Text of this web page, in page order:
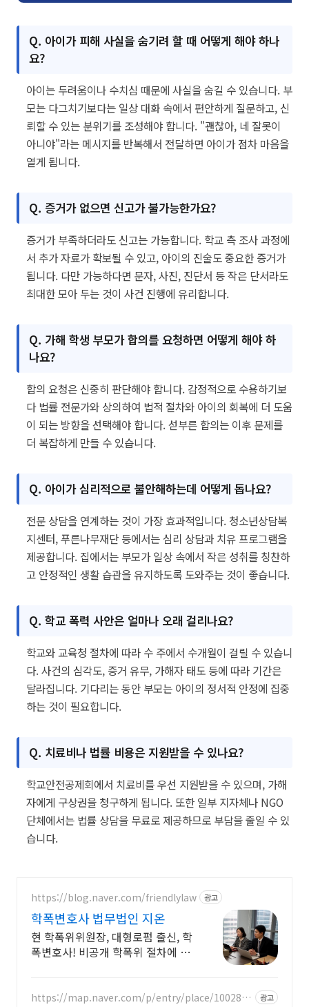
Q. 아이가 피해 사실을 숨기려 할 때 어떻게 해야 하나
요?
아이는 두려움이나 수치심 때문에 사실을 숨길 수 있습니다. 부
모는 다그치기보다는 일상 대화 속에서 편안하게 질문하고, 신
뢰할 수 있는 분위기를 조성해야 합니다. "괜찮아, 네 잘못이
아니야"라는 메시지를 반복해서 전달하면 아이가 점차 마음을
열게 됩니다.
Q. 증거가 없으면 신고가 불가능한가요?
증거가 부족하더라도 신고는 가능합니다. 학교 측 조사 과정에
서 추가 자료가 확보될 수 있고, 아이의 진술도 중요한 증거가
됩니다. 다만 가능하다면 문자, 사진, 진단서 등 작은 단서라도
최대한 모아 두는 것이 사건 진행에 유리합니다.
Q. 가해 학생 부모가 합의를 요청하면 어떻게 해야 하
나요?
합의 요청은 신중히 판단해야 합니다. 감정적으로 수용하기보
다 법률 전문가와 상의하여 법적 절차와 아이의 회복에 더 도움
이 되는 방향을 선택해야 합니다. 섣부른 합의는 이후 문제를
더 복잡하게 만들 수 있습니다.
Q. 아이가 심리적으로 불안해하는데 어떻게 돕나요?
전문 상담을 연계하는 것이 가장 효과적입니다. 청소년상담복
지센터, 푸른나무재단 등에서는 심리 상담과 치유 프로그램을
제공합니다. 집에서는 부모가 일상 속에서 작은 성취를 칭찬하
고 안정적인 생활 습관을 유지하도록 도와주는 것이 좋습니다.
Q. 학교 폭력 사안은 얼마나 오래 걸리나요?
학교와 교육청 절차에 따라 수 주에서 수개월이 걸릴 수 있습니
다. 사건의 심각도, 증거 유무, 가해자 태도 등에 따라 기간은
달라집니다. 기다리는 동안 부모는 아이의 정서적 안정에 집중
하는 것이 필요합니다.
Q. 치료비나 법률 비용은 지원받을 수 있나요?
학교안전공제회에서 치료비를 우선 지원받을 수 있으며, 가해
자에게 구상권을 청구하게 됩니다. 또한 일부 지자체나 NGO
단체에서는 법률 상담을 무료로 제공하므로 부담을 줄일 수 있
습니다.
https://blog.naver.com/friendlylaw 광고
학폭변호사 법무법인 지온
현 학폭위위원장, 대형로펌 출신, 학
폭변호사! 비공개 학폭위 절차에 실
https://map.naver.com/p/entry/place/1002877
광고